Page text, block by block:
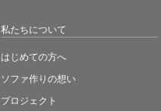
私たちについて
はじめての方へ
ソファ作りの想い
プロジェクト